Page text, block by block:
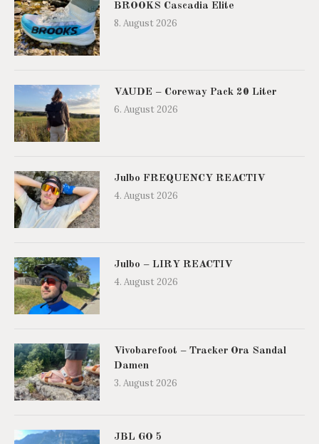
BROOKS Cascadia Elite
8. August 2026
VAUDE – Coreway Pack 20 Liter
6. August 2026
Julbo FREQUENCY REACTIV
4. August 2026
Julbo – LIRY REACTIV
4. August 2026
Vivobarefoot – Tracker Ora Sandal
Damen
3. August 2026
JBL GO 5